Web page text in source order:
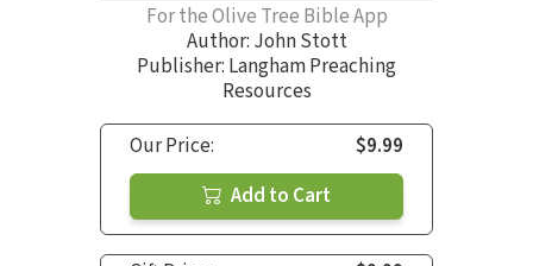
For the Olive Tree Bible App
Author: John Stott
Publisher: Langham Preaching
Resources
Our Price:
$9.99
Add to Cart